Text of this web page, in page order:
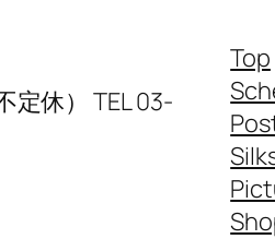
休） TEL 03-
Top